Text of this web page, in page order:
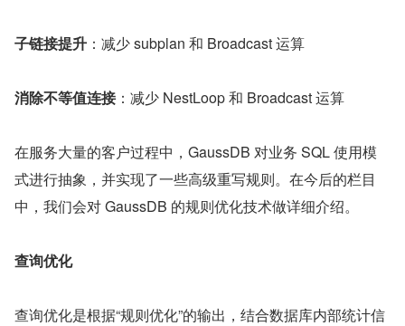
子链接提升 ：减少 subplan 和 Broadcast 运算
消除不等值连接：减少 NestLoop 和 Broadcast 运算
在服务大量的客户过程中，GaussDB 对业务 SQL 使用模
式进行抽象，并实现了一些高级重写规则。在今后的栏目
中，我们会对 GaussDB 的规则优化技术做详细介绍。
查询优化
查询优化是根据“规则优化”的输出，结合数据库内部统计信